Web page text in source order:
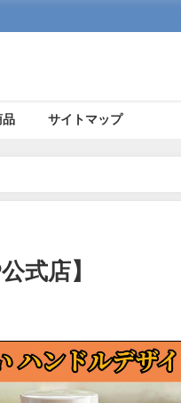
品 サイトマップ
式店】